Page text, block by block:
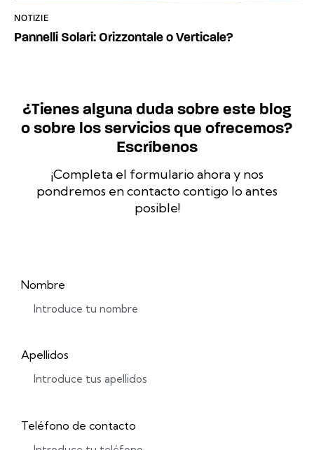
NOTIZIE
Pannelli Solari: Orizzontale o Verticale?
¿Tienes alguna duda sobre este blog
o sobre los servicios que ofrecemos?
Escríbenos
¡Completa el formulario ahora y nos
pondremos en contacto contigo lo antes
posible!
Nombre
Apellidos
Teléfono de contacto